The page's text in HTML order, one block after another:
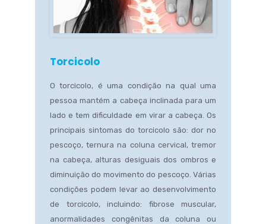
Torcicolo
O torcicolo, é uma condição na qual uma
pessoa mantém a cabeça inclinada para um
lado e tem dificuldade em virar a cabeça. Os
principais sintomas do torcicolo são: dor no
pescoço, ternura na coluna cervical, tremor
na cabeça, alturas desiguais dos ombros e
diminuição do movimento do pescoço. Várias
condições podem levar ao desenvolvimento
de torcicolo, incluindo: fibrose muscular,
anormalidades congênitas da coluna ou